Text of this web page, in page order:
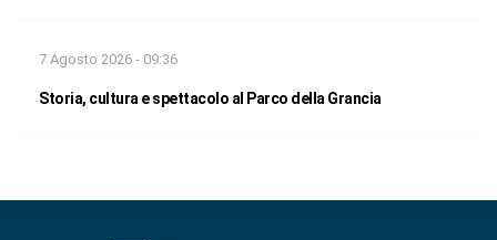
7 Agosto 2026 - 09:36
Storia, cultura e spettacolo al Parco della Grancia